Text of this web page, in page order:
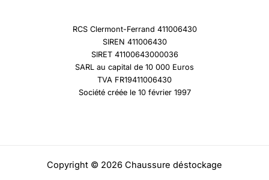
RCS Clermont-Ferrand 411006430
SIREN 411006430
SIRET 41100643000036
SARL au capital de 10 000 Euros
TVA FR19411006430
Société créée le 10 février 1997
Copyright © 2026 Chaussure déstockage